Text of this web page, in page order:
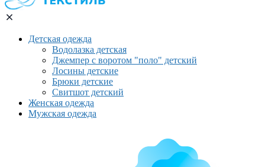
Детская одежда
Водолазка детская
Джемпер с воротом "поло" детский
Лосины детские
Брюки детские
Свитшот детский
Женская одежда
Мужская одежда